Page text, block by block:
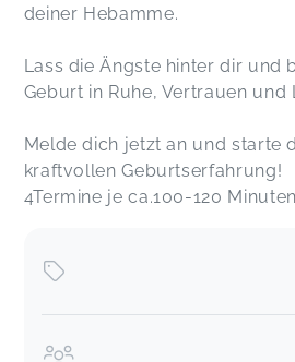
deiner Hebamme.
Lass die Ängste hinter dir und
Geburt in Ruhe, Vertrauen und
Melde dich jetzt an und starte
kraftvollen Geburtserfahrung!
4Termine je ca.100-120 Minuten